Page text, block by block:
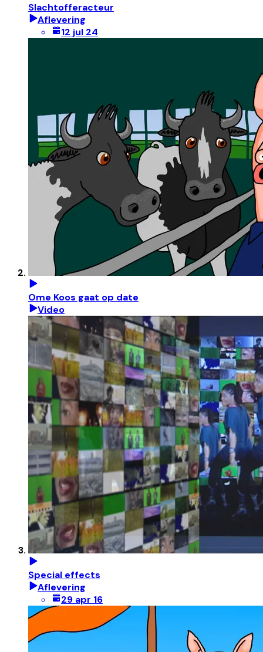
Slachtofferacteur
Aflevering
12 jul 24
Ome Koos gaat op date
Video
Special effects
Aflevering
29 apr 16